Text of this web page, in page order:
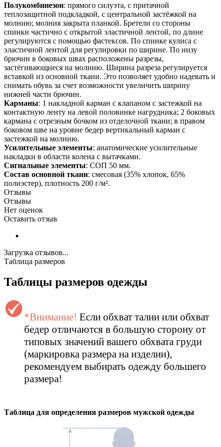
Полукомбинезон: прямого силуэта, с притачной
теплозащитной подкладкой, с центральной застёжкой на
молнию; молния закрыта планкой. Бретели со стороны
спинки частично с открытой эластичной лентой, по длине
регулируются с помощью фастексов. По спинке кулиса с
эластичной лентой для регулировки по ширине. По низу
брючин в боковых швах расположены разрезы,
застёгивающиеся на молнию. Ширина разреза регулируется
вставкой из основной ткани. Это позволяет удобно надевать и
снимать обувь за счет возможности увеличить ширину
нижней части брючин.
Карманы: 1 накладной карман с клапаном с застежкой на
контактную ленту на левой половинке нагрудника; 2 боковых
кармана с отрезным бочком из отделочной ткани; в правом
боковом шве на уровне бедер вертикальный карман с
застежкой на молнию.
Усилительные элементы: анатомические усилительные
накладки в области колена с вытачками.
Сигнальные элементы: СОП 50 мм.
Состав основной ткани: смесовая (35% хлопок, 65%
полиэстер), плотность 200 г/м².
Отзывы
Отзывы
Нет оценок
Оставить отзыв
Загрузка отзывов...
Таблица размеров
Таблицы размеров одежды
*Внимание! Если обхват талии или обхват
бедер отличаются в большую сторону от
типовых значений вашего обхвата груди
(маркировка размера на изделии),
рекомендуем выбирать одежду большего
размера!
Таблица для определения размеров мужской одежды